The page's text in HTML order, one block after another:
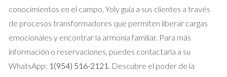
conocimientos en el campo, Yoly guía a sus clientes a través
de procesos transformadores que permiten liberar cargas
emocionales y encontrar la armonía familiar. Para más
información o reservaciones, puedes contactarla a su
WhatsApp: 1(954) 516-2121 . Descubre el poder de la